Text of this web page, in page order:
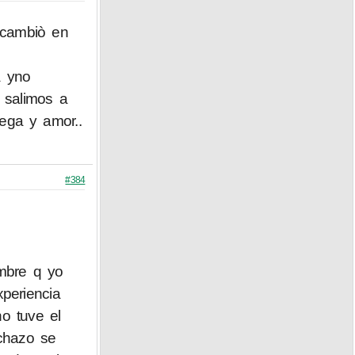
en
yno
a
y amor..
#384
q yo
tuve el
se